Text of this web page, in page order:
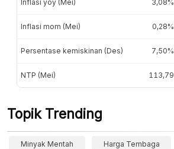
Inflasi yoy (Mei) 3,08%
Inflasi mom (Mei) 0,28%
Persentase kemiskinan (Des) 7,50%
NTP (Mei) 113,79
Topik Trending
Minyak Mentah Harga Tembaga